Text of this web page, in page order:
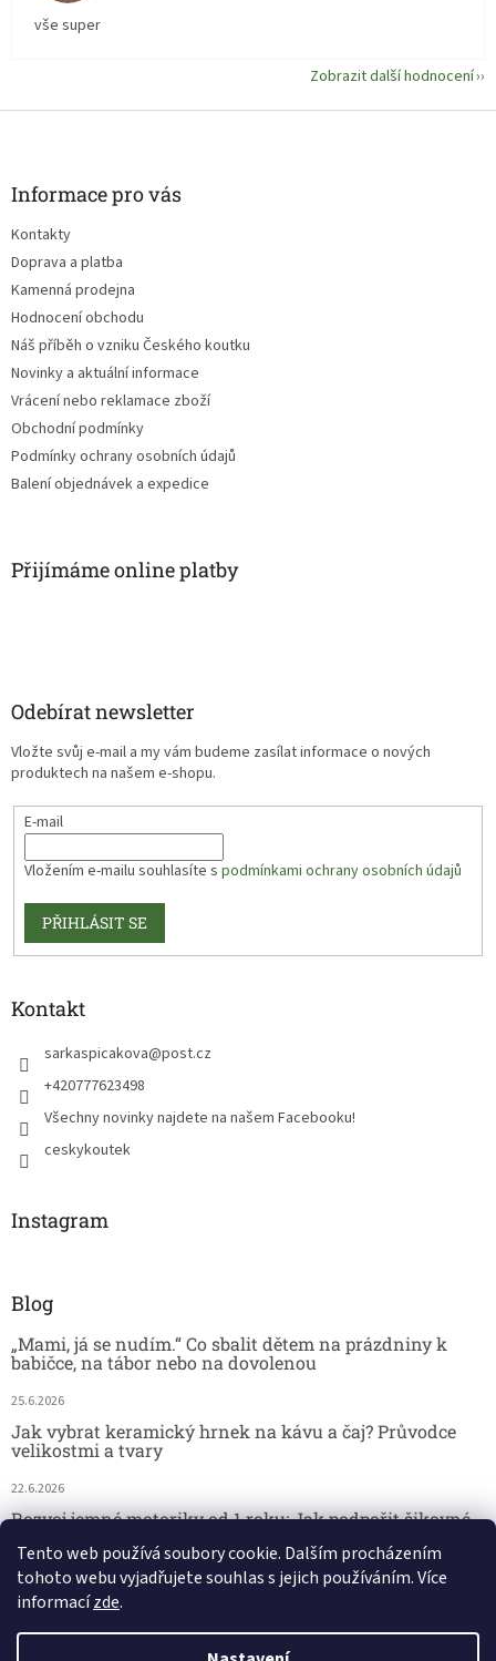
Tento web používá soubory cookie. Dalším procházením
tohoto webu vyjadřujete souhlas s jejich používáním. Více
informacízde.
vše super
Zobrazit další hodnocení
Informace pro vás
Kontakty
Doprava a platba
Kamenná prodejna
Hodnocení obchodu
Náš příběh o vzniku Českého koutku
Novinky a aktuální informace
Vrácení nebo reklamace zboží
Obchodní podmínky
Podmínky ochrany osobních údajů
Balení objednávek a expedice
Přijímáme online platby
Odebírat newsletter
Vložte svůj e-mail a my vám budeme zasílat informace o nových
produktech na našem e-shopu.
E-mail
Vložením e-mailu souhlasíte s podmínkami ochrany osobních údajů
PŘIHLÁSIT SE
Kontakt
sarkaspicakova@post.cz
+420777623498
Všechny novinky najdete na našem Facebooku!
ceskykoutek
Instagram
Blog
„Mami, já se nudím.“ Co sbalit dětem na prázdniny k
babičce, na tábor nebo na dovolenou
25.6.2026
Jak vybrat keramický hrnek na kávu a čaj? Průvodce
velikostmi a tvary
22.6.2026
Rozvoj jemné motoriky od 1 roku: Jak podpořit šikovné
18.6.2026